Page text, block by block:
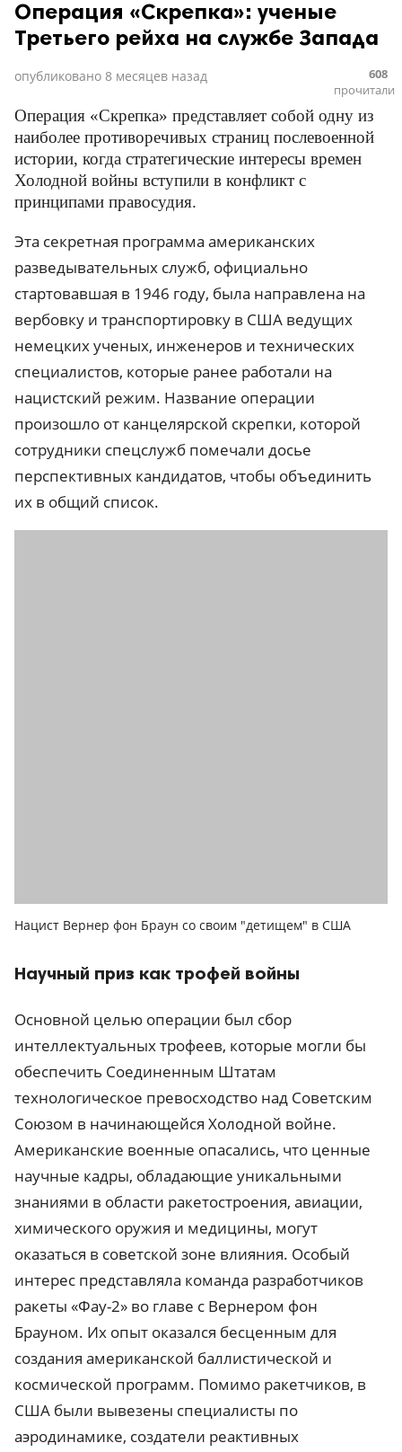
Операция «Скрепка»: ученые
Третьего рейха на службе Запада
опубликовано 8 месяцев назад
608
прочитали
Операция «Скрепка» представляет собой одну из
наиболее противоречивых страниц послевоенной
истории, когда стратегические интересы времен
Холодной войны вступили в конфликт с
принципами правосудия.
Эта секретная программа американских
разведывательных служб, официально
стартовавшая в 1946 году, была направлена на
вербовку и транспортировку в США ведущих
немецких ученых, инженеров и технических
специалистов, которые ранее работали на
нацистский режим. Название операции
произошло от канцелярской скрепки, которой
сотрудники спецслужб помечали досье
перспективных кандидатов, чтобы объединить
их в общий список.
Нацист Вернер фон Браун со своим "детищем" в США
Научный приз как трофей войны
Основной целью операции был сбор
интеллектуальных трофеев, которые могли бы
обеспечить Соединенным Штатам
технологическое превосходство над Советским
Союзом в начинающейся Холодной войне.
Американские военные опасались, что ценные
научные кадры, обладающие уникальными
знаниями в области ракетостроения, авиации,
химического оружия и медицины, могут
оказаться в советской зоне влияния. Особый
интерес представляла команда разработчиков
ракеты «Фау-2» во главе с Вернером фон
Брауном. Их опыт оказался бесценным для
создания американской баллистической и
космической программ. Помимо ракетчиков, в
США были вывезены специалисты по
аэродинамике, создатели реактивных